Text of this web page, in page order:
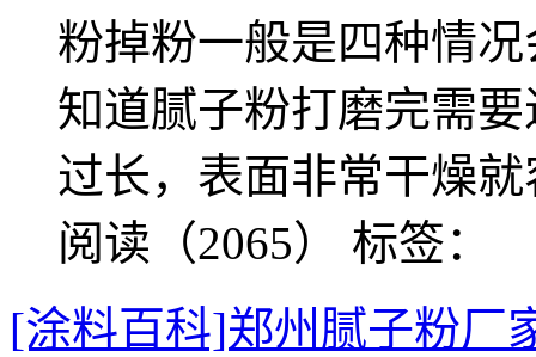
粉掉粉一般是四种情
知道腻子粉打磨完需
过长，表面非常干燥
阅读（2065） 标签：
[涂料百科]郑州腻子粉厂